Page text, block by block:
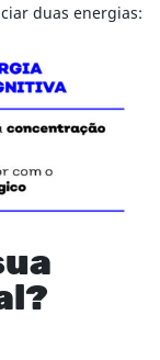
duas energias: